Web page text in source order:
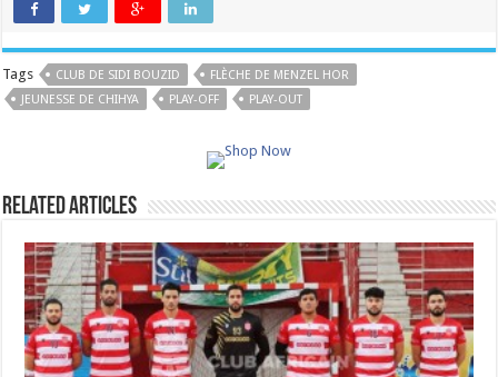
Tags CLUB DE SIDI BOUZID
FLÈCHE DE MENZEL HOR
JEUNESSE DE CHIHYA
PLAY-OFF PLAY-OUT
Related Articles